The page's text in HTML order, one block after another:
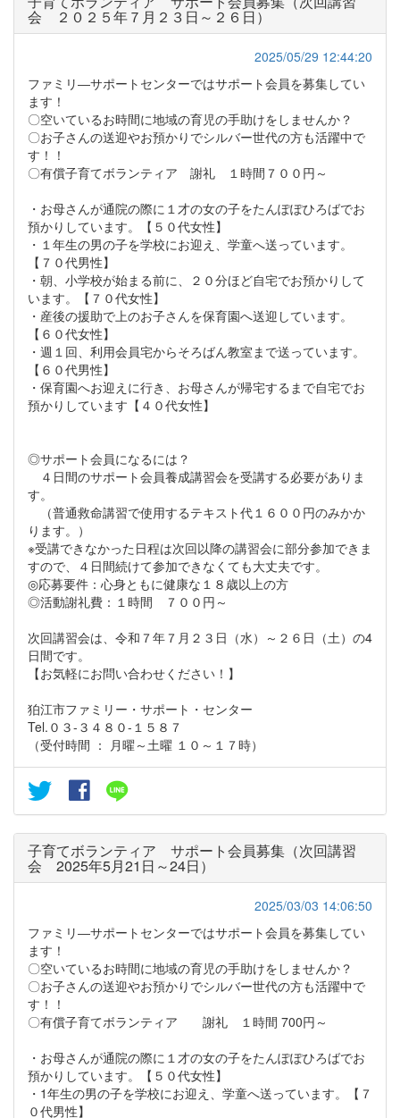
会 ２０２５年７月２３日～２６日）
2025/05/29 12:44:20
ファミリ―サポートセンターではサポート会員を募集してい
ます！
〇空いているお時間に地域の育児の手助けをしませんか？
〇お子さんの送迎やお預かりでシルバー世代の方も活躍中で
す！！
〇有償子育てボランティア 謝礼 １時間７００円～
・お母さんが通院の際に１才の女の子をたんぽぽひろばでお
預かりしています。【５０代女性】
・１年生の男の子を学校にお迎え、学童へ送っています。
【７０代男性】
・朝、小学校が始まる前に、２０分ほど自宅でお預かりして
います。【７０代女性】
・産後の援助で上のお子さんを保育園へ送迎しています。
【６０代女性】
・週１回、利用会員宅からそろばん教室まで送っています。
【６０代男性】
・保育園へお迎えに行き、お母さんが帰宅するまで自宅でお
預かりしています【４０代女性】
◎サポート会員になるには？
４日間のサポート会員養成講習会を受講する必要がありま
す。
（普通救命講習で使用するテキスト代１６００円のみかか
ります。）
※受講できなかった日程は次回以降の講習会に部分参加できま
すので、４日間続けて参加できなくても大丈夫です。
◎応募要件：心身ともに健康な１８歳以上の方
◎活動謝礼費：１時間 ７００円～
次回講習会は、令和７年７月２３日（水）～２６日（土）の4
日間です。
【お気軽にお問い合わせください！】
狛江市ファミリー・サポート・センター
Tel.０３-３４８０-１５８７
（受付時間 ： 月曜～土曜 １０～１７時）
子育てボランティア サポート会員募集（次回講習
会 2025年5月21日～24日）
2025/03/03 14:06:50
ファミリ―サポートセンターではサポート会員を募集してい
ます！
〇空いているお時間に地域の育児の手助けをしませんか？
〇お子さんの送迎やお預かりでシルバー世代の方も活躍中で
す！！
〇有償子育てボランティア 謝礼 １時間 700円～
・お母さんが通院の際に１才の女の子をたんぽぽひろばでお
預かりしています。【５０代女性】
・1年生の男の子を学校にお迎え、学童へ送っています。【７
０代男性】